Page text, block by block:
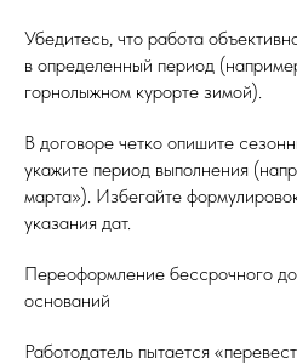
Убедитесь, что работа
в определенный период
горнолыжном курорте зимой).
В договоре четко опишите
укажите период выполнения
марта»). Избегайте
указания дат.
Переоформление бессрочного
оснований
Работодатель пытается